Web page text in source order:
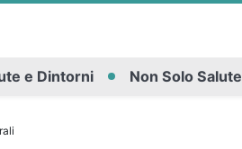
e Dintorni Non Solo Salute